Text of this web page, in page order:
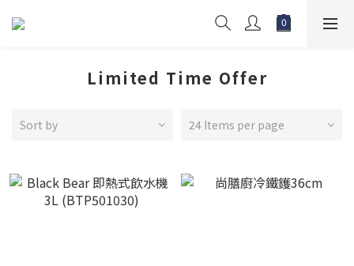
Limited Time Offer
Sort by 24 Items per page